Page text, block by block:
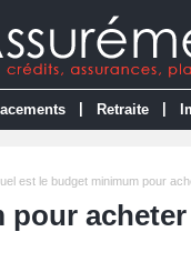
Retraite
est le budget minimum pour
pour